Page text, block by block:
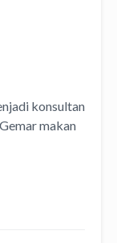
konsultan
makan